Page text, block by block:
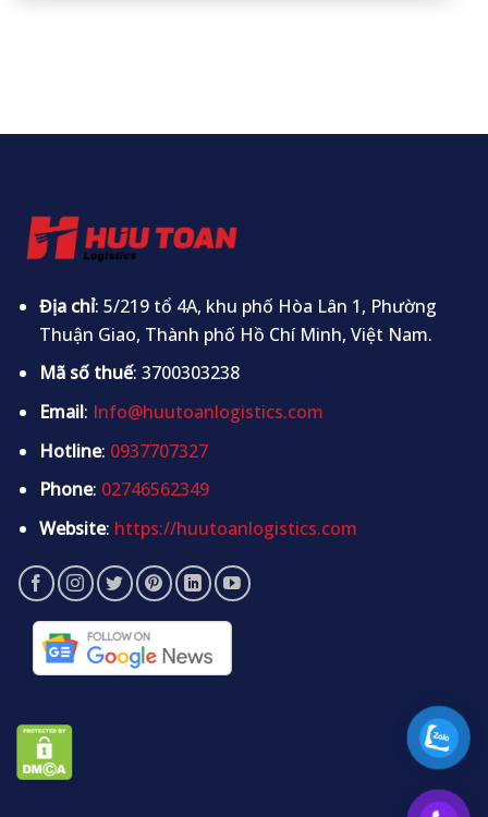
Địa chỉ: 5/219 tổ 4A, khu phố Hòa Lân 1, Phường
Thuận Giao, Thành phố Hồ Chí Minh, Việt Nam.
Mã số thuế: 3700303238
Email: Info@huutoanlogistics.com
Hotline: 0937707327
Phone: 02746562349
Website: https://huutoanlogistics.com